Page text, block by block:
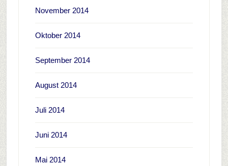
November 2014
Oktober 2014
September 2014
August 2014
Juli 2014
Juni 2014
Mai 2014